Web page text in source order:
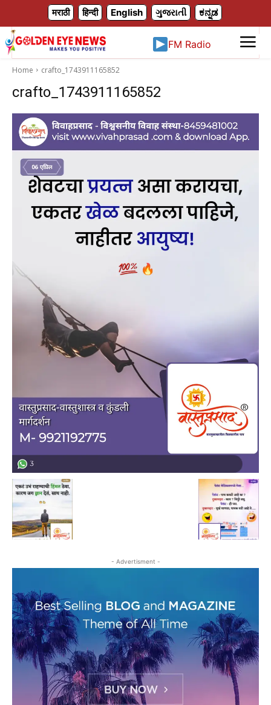
मराठी हिन्दी English ગુજરાતી ಕನ್ನಡ
FM Radio
Home crafto_1743911165852
crafto_1743911165852
- Advertisment -